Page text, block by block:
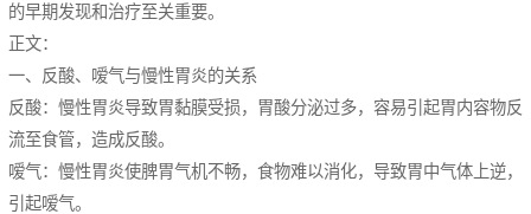
的早期发现和治疗至关重要。
正文：
一、反酸、嗳气与慢性胃炎的关系
反酸：慢性胃炎导致胃黏膜受损，胃酸分泌过多，容易引起胃内容物反
流至食管，造成反酸。
嗳气：慢性胃炎使脾胃气机不畅，食物难以消化，导致胃中气体上逆，
引起嗳气。